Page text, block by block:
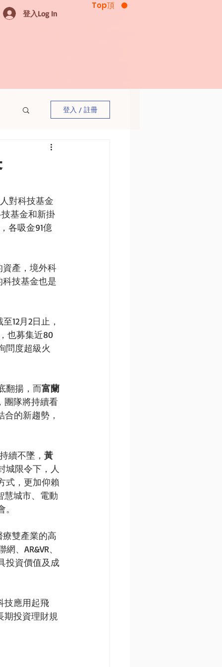
登入Log In
Top頂
登入 / 註冊
對科技基金
基金和新掛
，各吸金91億
資產，境外科
技基金也是
12月2日止，
也募集近80
問度超級火
翻揚，而富蘭
團隊將持續看
的新趨勢，
續不墜， 黃
城限令下，人
式，更加仰賴
慧城市、電動
雙產業的高
、AR&VR、
投資價值及成
技應用起飛
期投資理財規